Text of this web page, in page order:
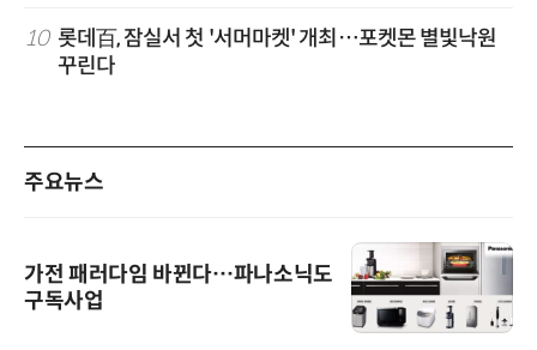
10 롯데百, 잠실서 첫 '서머마켓' 개최…포켓몬 별빛낙원
꾸린다
주요뉴스
가전 패러다임 바뀐다…파나소닉도
구독사업